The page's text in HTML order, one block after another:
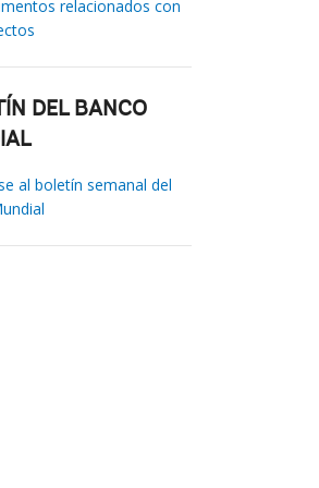
relacionados con
DEL BANCO
al boletín semanal del